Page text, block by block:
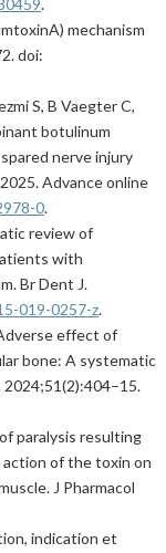
mechanism
doi:
S, B Vaegter C,
botulinum
nerve injury
Advance online
0.
review of
with
Br Dent J.
019-0257-z.
effect of
bone: A systematic
2024;51(2):404–15.
paralysis resulting
of the toxin on
J Pharmacol
indication et